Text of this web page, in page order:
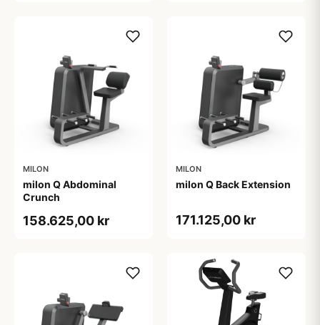
MILON
milon Q Abdominal
Crunch
158.625,00 kr
MILON
milon Q Back Extension
171.125,00 kr